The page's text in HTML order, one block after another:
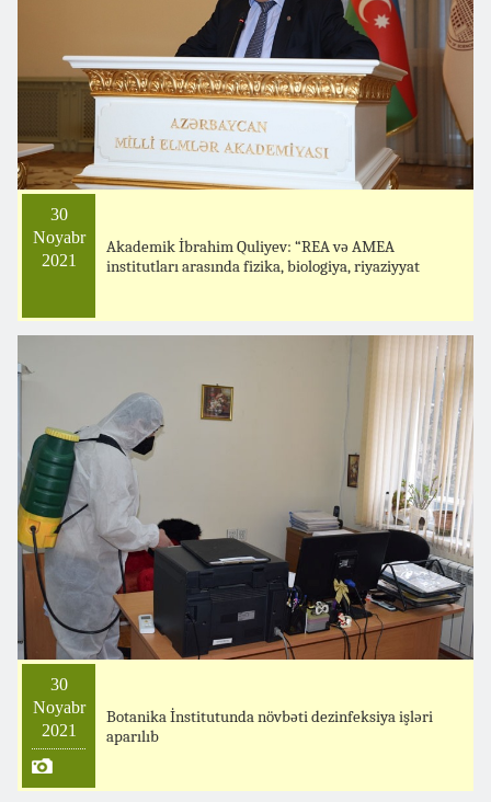
30
Noyabr
2021
Akademik İbrahim Quliyev: “REA və AMEA
institutları arasında fizika, biologiya, riyaziyyat
30
Noyabr
2021
Botanika İnstitutunda növbəti dezinfeksiya işləri
aparılıb